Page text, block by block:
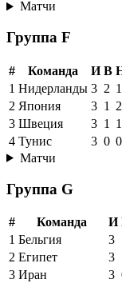
Матчи
Группа F
# Команда И В
1 Нидерланды 3 2 1
2 Япония 3 1 2
3 Швеция 3 1 1
4 Тунис 3 0 0
Матчи
Группа G
# Команда И
1 Бельгия 3
2 Египет 3
3 Иран 3